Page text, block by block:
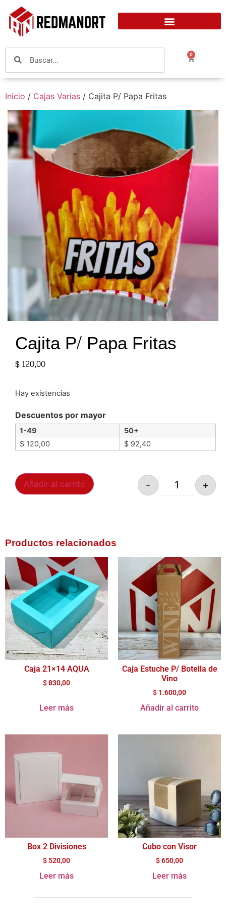
0
Inicio / Cajas Varias / Cajita P/ Papa Fritas
Cajita P/ Papa Fritas
$120,00
Hay existencias
Descuentos por mayor
1-49
50+
$ 120,00 $ 92,40
- +
Añadir al carrito
Productos relacionados
Caja 21×14 AQUA
$830,00
Leer más
Caja Estuche P/ Botella de
Vino
$ 1.600,00
Añadir al carrito
Box 2 Divisiones
$ 520,00
Leer más
Cubo con Visor
$650,00
Leer más